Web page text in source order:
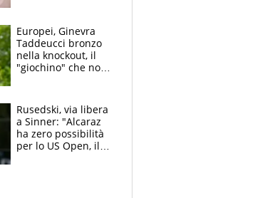
Lucca
Europei, Ginevra
Taddeucci bronzo
nella knockout, il
"giochino" che non
Rusedski, via libera
a Sinner: "Alcaraz
ha zero possibilità
per lo US Open, il